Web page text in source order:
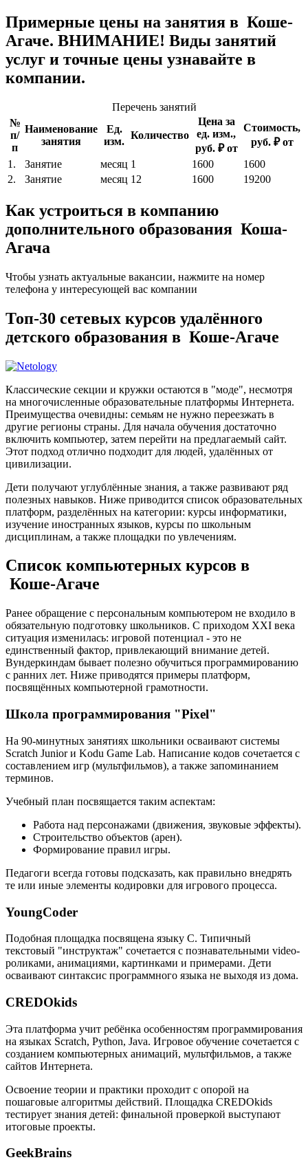
Примерные цены на занятия в Коше-
Агаче. ВНИМАНИЕ! Виды занятий
услуг и точные цены узнавайте в
компании.
Перечень занятий
№
п/
п
Наименование
занятия
Ед.
изм.
Количество
Цена за
ед. изм.,
руб. ₽ от
Стоимость,
руб. ₽ от
1.
Занятие месяц 1 1600
1600
2.
Занятие месяц 12 1600 19200
Как устроиться в компанию
дополнительного образования Коша-
Агача
Чтобы узнать актуальные вакансии, нажмите на номер
телефона у интересующей вас компании
Топ-30 сетевых курсов удалённого
детского образования в Коше-Агаче
Классические секции и кружки остаются в "моде", несмотря
на многочисленные образовательные платформы Интернета.
Преимущества очевидны: семьям не нужно переезжать в
другие регионы страны. Для начала обучения достаточно
включить компьютер, затем перейти на предлагаемый сайт.
Этот подход отлично подходит для людей, удалённых от
цивилизации.
Дети получают углублённые знания, а также развивают ряд
полезных навыков. Ниже приводится список образовательных
платформ, разделённых на категории: курсы информатики,
изучение иностранных языков, курсы по школьным
дисциплинам, а также площадки по увлечениям.
Список компьютерных курсов в
Коше-Агаче
Ранее обращение с персональным компьютером не входило в
обязательную подготовку школьников. С приходом XXI века
ситуация изменилась: игровой потенциал - это не
единственный фактор, привлекающий внимание детей.
Вундеркиндам бывает полезно обучиться программированию
с ранних лет. Ниже приводятся примеры платформ,
посвящённых компьютерной грамотности.
Школа программирования "Pixel"
На 90-минутных занятиях школьники осваивают системы
Scratch Junior и Kodu Game Lab. Написание кодов сочетается с
составлением игр (мультфильмов), а также запоминанием
терминов.
Учебный план посвящается таким аспектам:
Работа над персонажами (движения, звуковые эффекты).
Строительство объектов (арен).
Формирование правил игры.
Педагоги всегда готовы подсказать, как правильно внедрять
те или иные элементы кодировки для игрового процесса.
YoungCoder
Подобная площадка посвящена языку C. Типичный
текстовый "инструктаж" сочетается с познавательными video-
роликами, анимациями, картинками и примерами. Дети
осваивают синтаксис программного языка не выходя из дома.
CREDOkids
Эта платформа учит ребёнка особенностям программирования
на языках Scratch, Python, Java. Игровое обучение сочетается с
созданием компьютерных анимаций, мультфильмов, а также
сайтов Интернета.
Освоение теории и практики проходит с опорой на
пошаговые алгоритмы действий. Площадка CREDOkids
тестирует знания детей: финальной проверкой выступают
итоговые проекты.
GeekBrains